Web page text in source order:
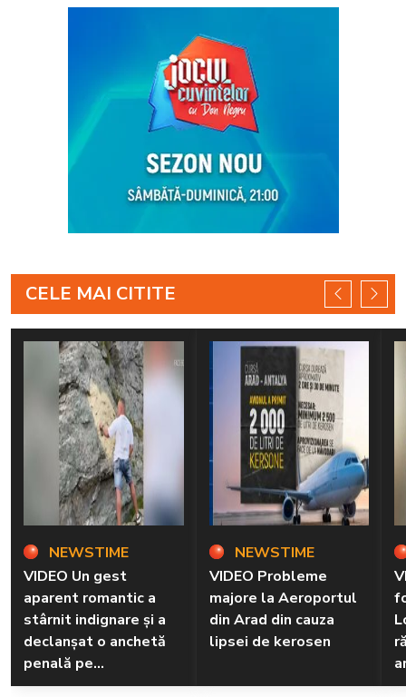
CELE MAI CITITE
NEWSTIME
VIDEO Un gest
aparent romantic a
stârnit indignare și a
declanșat o anchetă
penală pe
Transfăgărășan
NEWSTIME
VIDEO Probleme
majore la Aeroportul
din Arad din cauza
lipsei de kerosen